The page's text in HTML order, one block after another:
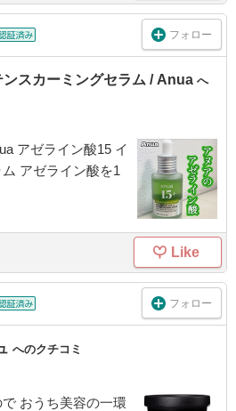
フォロー
スカーミングセラム / Anua へ
アゼライン酸15 イ
アゼライン酸を1
Like
フォロー
へのクチコミ
おうち美容の一環